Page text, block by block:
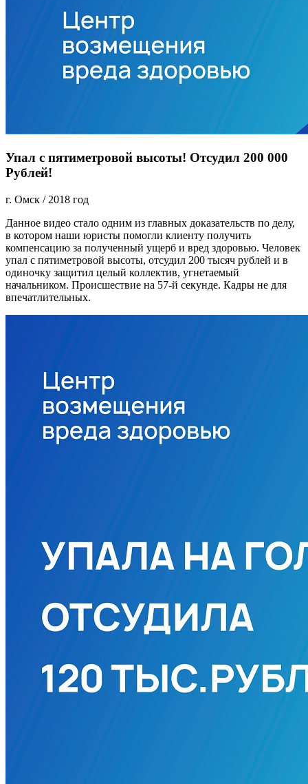
Упал с пятиметровой высоты! Отсудил 200 000
Рублей!
г. Омск / 2018 год
Данное видео стало одним из главных доказательств по делу,
в котором наши юристы помогли клиенту получить
компенсацию за полученный ущерб и вред здоровью. Человек
упал с пятиметровой высоты, отсудил 200 тысяч рублей и в
одиночку защитил целый коллектив, угнетаемый
начальником. Происшествие на 57-й секунде. Кадры не для
впечатлительных.